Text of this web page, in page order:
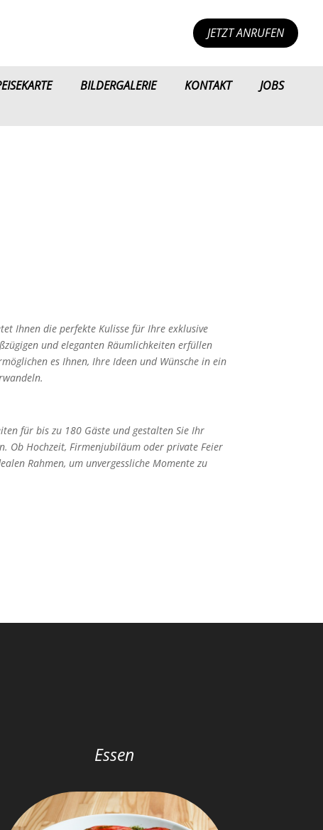
JETZT ANRUFEN
BILDERGALERIE KONTAKT
JOBS
Ihnen die perfekte Kulisse für Ihre exklusive
und eleganten Räumlichkeiten erfüllen
es Ihnen, Ihre Ideen und Wünsche in ein
für bis zu 180 Gäste und gestalten Sie Ihr
Ob Hochzeit, Firmenjubiläum oder private Feier
Rahmen, um unvergessliche Momente zu
Essen